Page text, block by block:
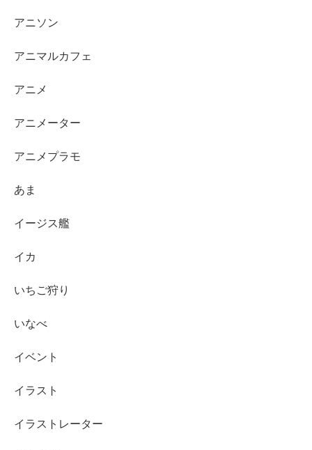
アニソン
アニマルカフェ
アニメ
アニメーター
アニメプラモ
あま
イージス艦
イカ
いちご狩り
いなべ
イベント
イラスト
イラストレーター